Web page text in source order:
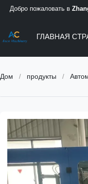
Добро пожаловать в
ГЛАВНАЯ
Дом / продукты /